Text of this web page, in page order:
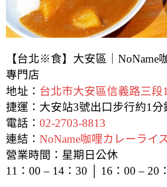
【台北※食】大安區｜NoName
專門店
地址： 台北市大安區信義路三段
捷運：大安站3號出口步行約1分
電話： 02-2703-8813
連結： NoName咖哩カレーライ
營業時間：星期日公休
11：00 – 14：30 │ 16：00 – 20